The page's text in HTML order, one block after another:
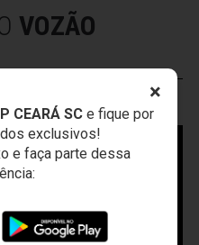
×
CEARÁ SCe fique por
exclusivos!
e faça parte dessa
VOZÃO
TV